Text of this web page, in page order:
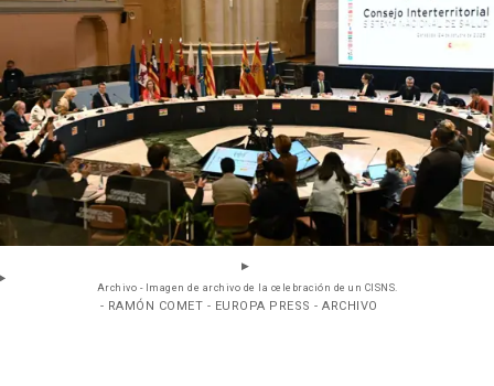
Archivo - Imagen de archivo de la celebración de un CISNS.
- RAMÓN COMET - EUROPA PRESS - ARCHIVO